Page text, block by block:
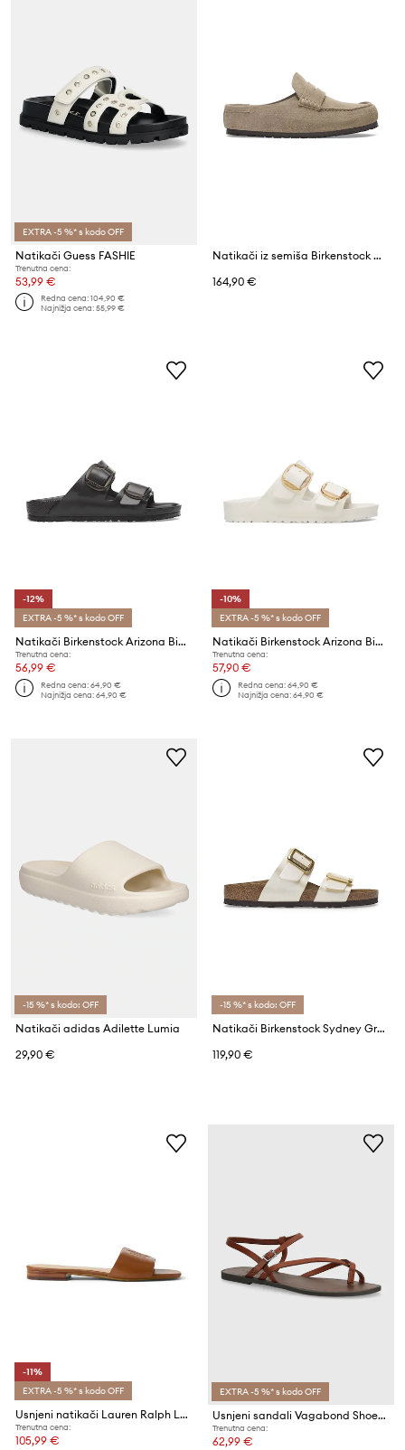
EXTRA -5 %* s kodo OFF
Natikači Guess FASHIE
Trenutna cena:
53,99 €
Redna cena:104,90 €
Najnižja cena:55,99 €
Natikači iz semiša Birkenstock Naples Wrapped LEVE
164,90 €
-12%
EXTRA -5 %* s kodo OFF
Natikači Birkenstock Arizona Big Buckle EVA
Trenutna cena:
56,99 €
Redna cena:64,90 €
Najnižja cena:64,90 €
-10%
EXTRA -5 %* s kodo OFF
Natikači Birkenstock Arizona Big Buckle EVA
Trenutna cena:
57,90 €
Redna cena:64,90 €
Najnižja cena:64,90 €
-15 %* s kodo: OFF
Natikači adidas Adilette Lumia
29,90 €
-15 %* s kodo: OFF
Natikači Birkenstock Sydney Graceful Cushion Buckle
119,90 €
-11%
EXTRA -5 %* s kodo OFF
Usnjeni natikači Lauren Ralph Lauren Everley Sld
Trenutna cena:
105,99 €
EXTRA -5 %* s kodo OFF
Usnjeni sandali Vagabond Shoemakers TIA 2.0
Trenutna cena:
62,99 €